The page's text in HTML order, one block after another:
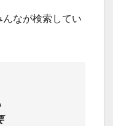
なが検索してい